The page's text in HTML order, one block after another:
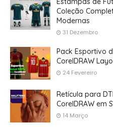
Coleção
Modernas
31 Dezembro
Pack Esportivo
CorelDRAW
24 Fevereiro
Retícula para
CorelDRAW em
14 Março